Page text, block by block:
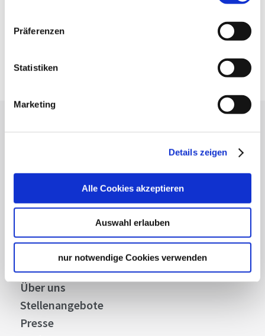
Präferenzen
Statistiken
Marketing
Details zeigen
Alle Cookies akzeptieren
Auswahl erlauben
nur notwendige Cookies verwenden
Lassen Sie sich inspirieren!
Mit unserem Newsletter bleiben Sie zu Events,
Abonnieren
Über uns
Stellenangebote
Presse